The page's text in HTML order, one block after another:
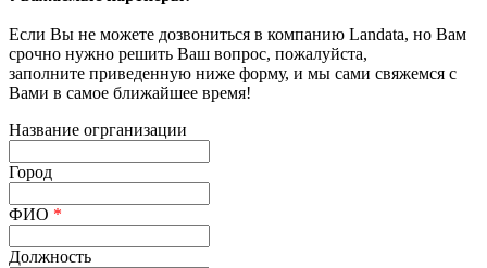
Если Вы не можете дозвониться в компанию Landata, но Вам
срочно нужно решить Ваш вопрос, пожалуйста,
заполните приведенную ниже форму, и мы сами свяжемся с
Вами в самое ближайшее время!
Название огрганизации
Город
ФИО *
Должность